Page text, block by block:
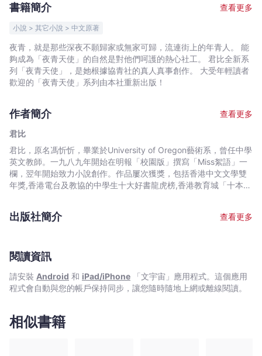
值
得
託
終
身
君
-
文
宇
宙
書籍簡介 查看更多
小說 > 其它小說 > 中文原著
夜青，就是那些深夜不願歸家或無家可歸，流連街上的年青人。 能
夠成為「夜青天使」的自然是對他們呵護的熱心社工。 君比全新系
列「夜青天使」，是她根據協青社的真人真事創作。 大受年輕讀者
歡迎的「夜青天使」系列由本社重新出版！
作者簡介
查看更多
君比
君比，原名馮忻忻，畢業於University of Oregon藝術系，曾任中學
英文教師。一九八九年開始在明報「校園版」撰寫「Miss絮語」一
欄，翌年開始致力小說創作。作品屢次獲獎，包括香港中文文學雙
年獎,香港電台及教協的中學生十大好書龍虎榜,香港教育城「十本好
出版社簡介 查看更多
閱讀資訊
請安裝 Android 和 iPad/iPhone 「文宇宙」應用程式。這個應用
程式會自動與您的帳戶保持同步，讓您隨時隨地上網或離線閱讀。
相似書籍